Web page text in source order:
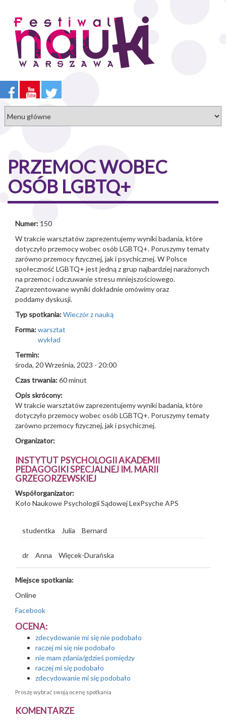
treści
PRZEMOC WOBEC
OSÓB LGBTQ+
Numer: 150
W trakcie warsztatów zaprezentujemy wyniki badania, które
dotyczyło przemocy wobec osób LGBTQ+. Poruszymy tematy
zarówno przemocy fizycznej, jak i psychicznej. W Polsce
społeczność LGBTQ+ jest jedną z grup najbardziej narażonych
na przemoc i odczuwanie stresu mniejszościowego.
Zaprezentowane wyniki dokładnie omówimy oraz
poddamy dyskusji.
Typ spotkania:Wieczór z nauką
Forma:warsztat
wykład
Termin:
środa, 20 Września, 2023 - 20:00
Czas trwania:60 minut
Opis skrócony:
W trakcie warsztatów zaprezentujemy wyniki badania, które
dotyczyło przemocy wobec osób LGBTQ+. Poruszymy tematy
zarówno przemocy fizycznej, jak i psychicznej.
Organizator:
INSTYTUT PSYCHOLOGII AKADEMII
PEDAGOGIKI SPECJALNEJ IM. MARII
GRZEGORZEWSKIEJ
Współorganizator:
Koło Naukowe Psychologii Sądowej LexPsyche APS
studentka Julia Bernard
dr Anna Więcek-Durańska
Miejsce spotkania:
Online
Facebook
OCENA:
zdecydowanie mi się nie podobało
raczej mi się nie podobało
nie mam zdania/gdzieś pomiędzy
raczej mi się podobało
zdecydowanie mi się podobało
Proszę wybrać swoją ocenę spotkania
KOMENTARZE